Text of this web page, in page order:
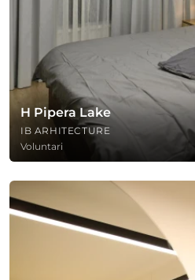
H Pipera Lake
IB ARHITECTURE
Voluntari